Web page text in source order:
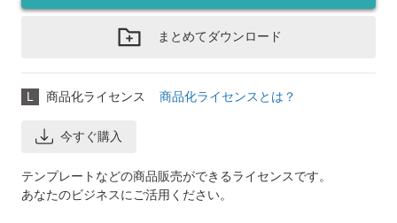
まとめてダウンロード
L 商品化ライセンス 商品化ライセンスとは？
今すぐ購入
テンプレートなどの商品販売ができるライセンスです。
あなたのビジネスにご活用ください。